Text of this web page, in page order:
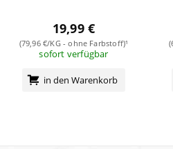
19,99 €
(79,96 €/KG - ohne Farbstoff)¹
sofort verfügbar
in den Warenkorb